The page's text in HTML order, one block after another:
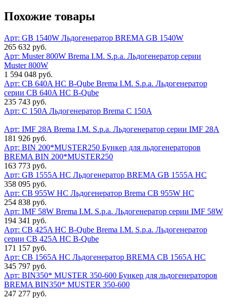
Похожие товары
Арт: GB 1540W Льдогенератор BREMA GB 1540W
265 632 руб.
Арт: Muster 800W Brema I.M. S.p.a. Льдогенератор серии
Muster 800W
1 594 048 руб.
Арт: CB 640A HC B-Qube Brema I.M. S.p.a. Льдогенератор
серии CB 640A HC B-Qube
235 743 руб.
Арт: C 150A Льдогенератор Brema C 150A
Арт: IMF 28A Brema I.M. S.p.a. Льдогенератор серии IMF 28A
181 926 руб.
Арт: BIN 200*MUSTER250 Бункер для льдогенераторов
BREMA BIN 200*MUSTER250
163 773 руб.
Арт: GВ 1555A HC Льдогенератор BREMA GВ 1555A HC
358 095 руб.
Арт: CB 955W HC Льдогенератор Brema CB 955W HC
254 838 руб.
Арт: IMF 58W Brema I.M. S.p.a. Льдогенератор серии IMF 58W
194 341 руб.
Арт: CB 425A HC B-Qube Brema I.M. S.p.a. Льдогенератор
серии CB 425A HC B-Qube
171 157 руб.
Арт: CB 1565A HC Льдогенератор BREMA CB 1565A HC
345 797 руб.
Арт: BIN350* MUSTER 350-600 Бункер для льдогенераторов
BREMA BIN350* MUSTER 350-600
247 277 руб.